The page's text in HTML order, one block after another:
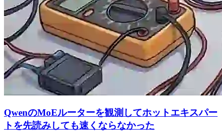
QwenのMoEルーターを観測してホットエキスパー
トを先読みしても速くならなかった